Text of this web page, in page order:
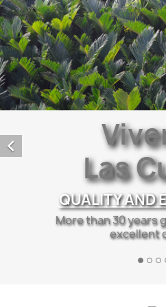
Las
QUALITY AND
More than 30 years
excellent
